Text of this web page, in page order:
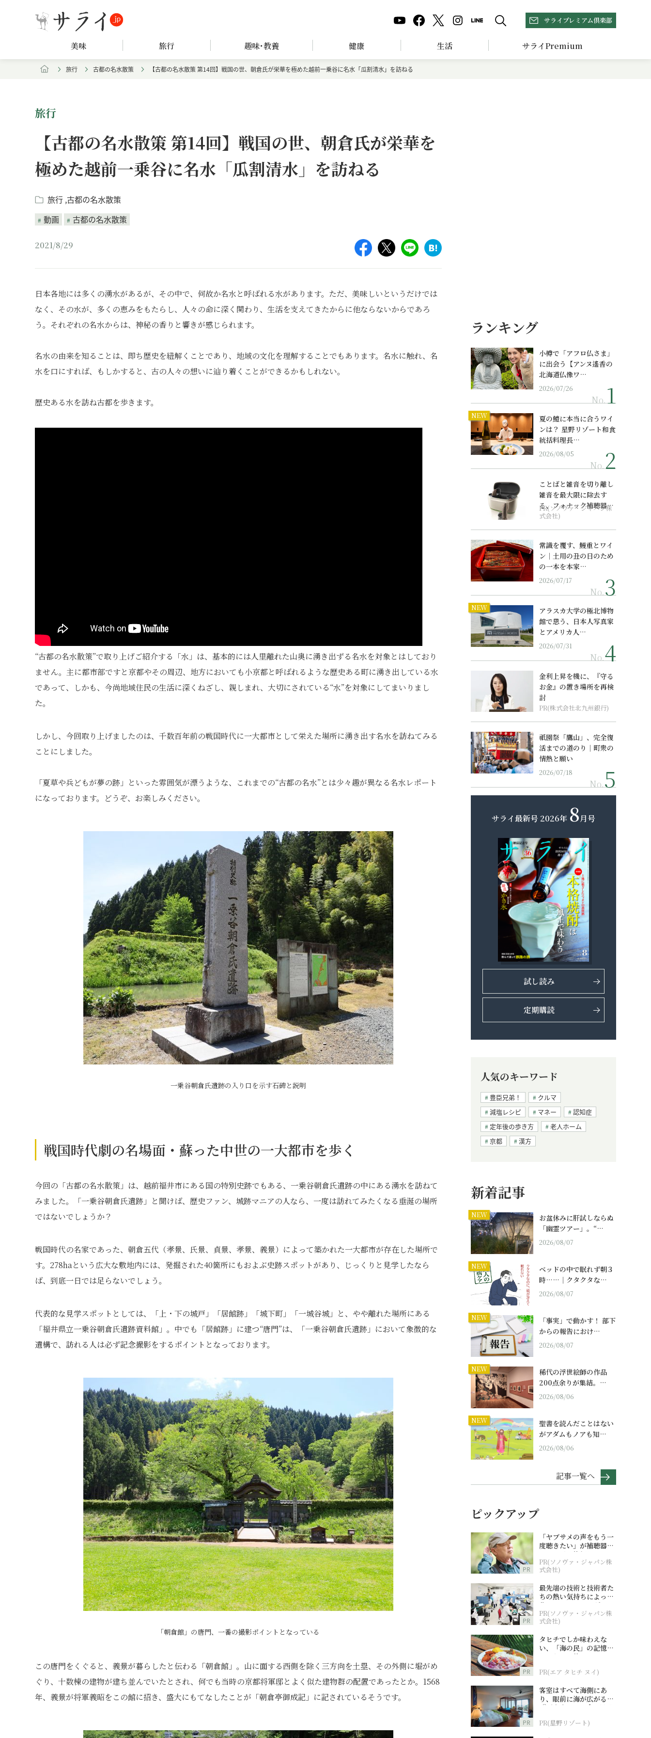
サライプレミアム倶楽部
美味 旅行 趣味･教養 健康 生活 サライPremium
旅行 古都の名水散策 【古都の名水散策 第14回】戦国の世、朝倉氏が栄華を極めた越前一乗谷に名水「瓜割清水」を訪ねる
旅行
【古都の名水散策 第14回】戦国の世、朝倉氏が栄華を
極めた越前一乗谷に名水「瓜割清水」を訪ねる
旅行 古都の名水散策
動画
古都の名水散策
2021/8/29
日本各地には多くの湧水があるが、その中で、何故か名水と呼ばれる水があります。ただ、美味しいというだけでは
なく、その水が、多くの恵みをもたらし、人々の命に深く関わり、生活を支えてきたからに他ならないからであろ
う。それぞれの名水からは、神秘の香りと響きが感じられます。
名水の由来を知ることは、即ち歴史を紐解くことであり、地域の文化を理解することでもあります。名水に触れ、名
水を口にすれば、もしかすると、古の人々の想いに辿り着くことができるかもしれない。
歴史ある水を訪ね古都を歩きます。
“古都の名水散策”で取り上げご紹介する「水」は、基本的には人里離れた山奥に湧き出ずる名水を対象とはしており
ません。主に都市部ですと京都やその周辺、地方においても小京都と呼ばれるような歴史ある町に湧き出している水
であって、しかも、今尚地域住民の生活に深くねざし、親しまれ、大切にされている“水”を対象にしてまいりまし
た。
しかし、今回取り上げましたのは、千数百年前の戦国時代に一大都市として栄えた場所に湧き出す名水を訪ねてみる
ことにしました。
「夏草や兵どもが夢の跡」といった雰囲気が漂うような、これまでの“古都の名水”とは少々趣が異なる名水レポート
になっております。どうぞ、お楽しみください。
一乗谷朝倉氏遺跡の入り口を示す石碑と説明
戦国時代劇の名場面・蘇った中世の一大都市を歩く
今回の「古都の名水散策」は、越前福井市にある国の特別史跡でもある、一乗谷朝倉氏遺跡の中にある湧水を訪ねて
みました。「一乗谷朝倉氏遺跡」と聞けば、歴史ファン、城跡マニアの人なら、一度は訪れてみたくなる垂涎の場所
ではないでしょうか？
戦国時代の名家であった、朝倉五代（孝景、氏景、貞景、孝景、義景）によって築かれた一大都市が存在した場所で
す。278haという広大な敷地内には、発掘された40箇所にもおよぶ史跡スポットがあり、じっくりと見学したなら
ば、到底一日では足らないでしょう。
代表的な見学スポットとしては、「上・下の城戸」「居館跡」「城下町」「一城谷城」と、やや離れた場所にある
「福井県立一乗谷朝倉氏遺跡資料館」。中でも「居館跡」に建つ“唐門”は、「一乗谷朝倉氏遺跡」において象徴的な
遺構で、訪れる人は必ず記念撮影をするポイントとなっております。
「朝倉館」の唐門、一番の撮影ポイントとなっている
この唐門をくぐると、義景が暮らしたと伝わる「朝倉館」。山に面する西側を除く三方向を土塁、その外側に堀がめ
ぐり、十数棟の建物が建ち並んでいたとされ、何でも当時の京都将軍邸とよく似た建物群の配置であったとか。1568
年、義景が将軍義昭をこの館に招き、盛大にもてなしたことが「朝倉亭御成記」に記されているそうです。
ランキング
小樽で「アフロ仏さま」
に出会う【アンヌ遙香の
北海道仏像ワ…
2026/07/26
No.
NEW
夏の鱧に本当に合うワイ
ンは？ 星野リゾート和食
統括料理長…
2026/08/05
No.
ことばと雑音を切り離し
雑音を最大限に除去す
る、フォナック補聴器の
最上位モデル
PR(ソノヴァ・ジャパン株
式会社)
常識を覆す、鰻重とワイ
ン｜土用の丑の日のため
の一本を本家…
2026/07/17
No.
NEW
アラスカ大学の極北博物
館で思う、日本人写真家
とアメリカ人…
2026/07/31
No.
金利上昇を機に、『守る
お金』の置き場所を再検
討
PR(株式会社北九州銀行)
祇園祭「鷹山」、完全復
活までの道のり｜町衆の
情熱と願い
2026/07/18
No.
サライ最新号 2026年 8月号
試し読み
定期購読
人気のキーワード
豊臣兄弟！
クルマ
減塩レシピ
マネー
認知症
定年後の歩き方
老人ホーム
京都
漢方
新着記事
NEW
お盆休みに肝試しならぬ
「幽霊ツアー」。“…
2026/08/07
NEW
ベッドの中で眠れず朝３
時……｜クタクタな…
2026/08/07
NEW
「事実」で動かす！ 部下
からの報告におけ…
2026/08/07
NEW
稀代の浮世絵師の作品
200点余りが集結。…
2026/08/06
NEW
聖書を読んだことはない
がアダムもノアも知…
2026/08/06
記事一覧へ
ピックアップ
PR
「ヤブサメの声をもう一
度聴きたい」が補聴器チ
ャレンジの後押しに
PR(ソノヴァ・ジャパン株
式会社)
PR
最先端の技術と技術者た
ちの熱い気持ちによって
作られているオーダーメ
イド補聴器
PR(ソノヴァ・ジャパン株
式会社)
PR
タヒチでしか味わえな
い、「海の民」の記憶へ
とつながる旅
PR(エア タヒチ ヌイ)
PR
客室はすべて海側にあ
り、眼前に海が広がる
『西表島ホテル by 星野
PR(星野リゾート)